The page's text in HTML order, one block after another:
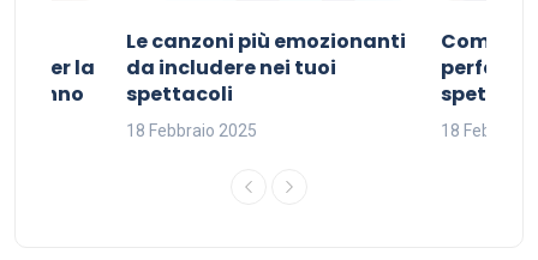
per la
sonno
Le canzoni più emozionanti
da includere nei tuoi
spettacoli
18 Febbraio 2025
Come
perfetta
18 Febbraio